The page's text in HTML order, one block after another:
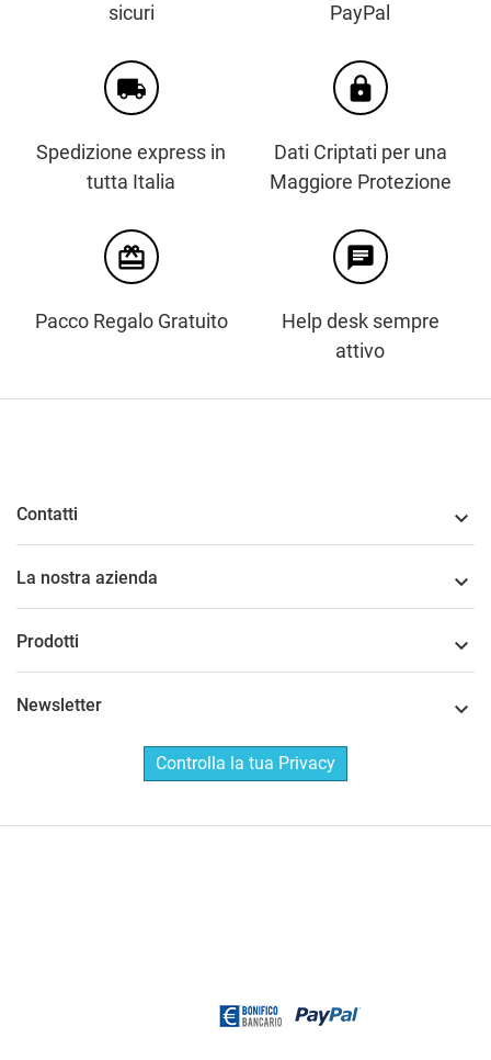
sicuri
PayPal
local_shipping
Spedizione express in
tutta Italia
https
Dati Criptati per una
Maggiore Protezione
card_giftcard
Pacco Regalo Gratuito
chat
Help desk sempre
attivo
Contatti 
La nostra azienda 
Prodotti 
Newsletter 
Controlla la tua Privacy